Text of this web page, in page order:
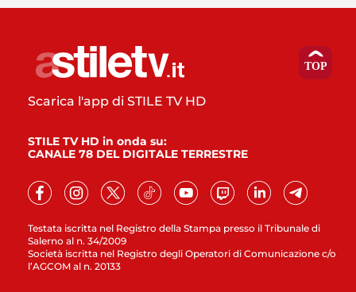
Testata iscritta nel Registro della Stampa presso il Tribunale di
Salerno al n. 34/2009
Società iscritta nel Registro degli Operatori di Comunicazione c/o
l’AGCOM al n. 20133
Scarica l'app di STILE TV HD
STILE TV HD in onda su:
CANALE 78 DEL DIGITALE TERRESTRE